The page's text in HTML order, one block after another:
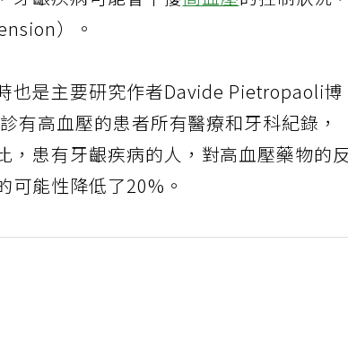
）。
也是主要研究作者Davide Pietropaoli博
有高血壓的患者所有醫療和牙科紀錄，
患有牙齦疾病的人，對高血壓藥物的
可能性降低了20%。